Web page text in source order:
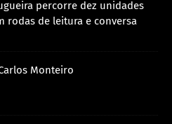
percorre dez unidades
rodas de leitura e conversa
Monteiro